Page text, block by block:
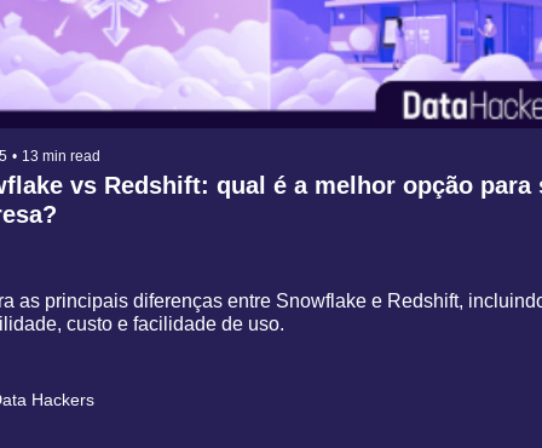
• 13 min read
vs Redshift: qual é a melhor opção para
as principais diferenças entre Snowflake e Redshift,
custo e facilidade de uso.
Hackers